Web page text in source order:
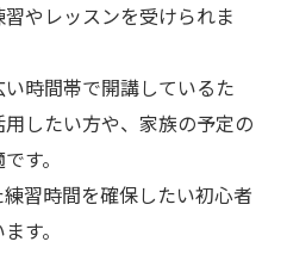
やレッスンを受けられま
時間帯で開講しているた
したい方や、家族の予定の
す。
習時間を確保したい初心者
す。